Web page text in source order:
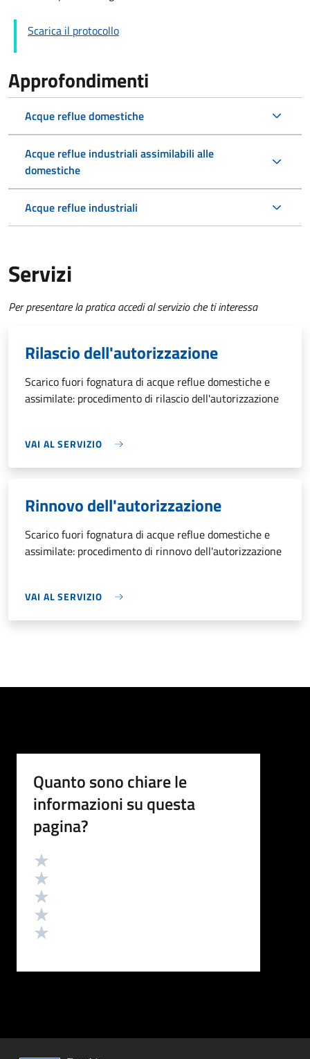
Scarica il protocollo
Approfondimenti
Acque reflue domestiche
Acque reflue industriali assimilabili alle
domestiche
Acque reflue industriali
Servizi
Per presentare la pratica accedi al servizio che ti interessa
Rilascio dell'autorizzazione
Scarico fuori fognatura di acque reflue domestiche e
assimilate: procedimento di rilascio dell'autorizzazione
VAI AL SERVIZIO
Rinnovo dell'autorizzazione
Scarico fuori fognatura di acque reflue domestiche e
assimilate: procedimento di rinnovo dell'autorizzazione
VAI AL SERVIZIO
Quanto sono chiare le
informazioni su questa
pagina?
Valutazione